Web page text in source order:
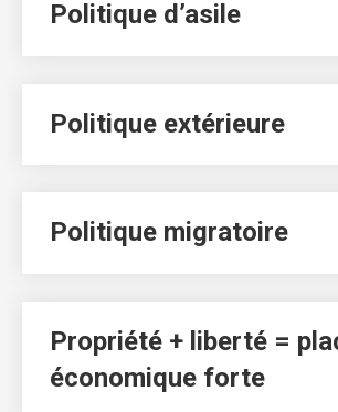
Politique d’asile
Politique extérieure
Politique migratoire
Propriété + liberté =
économique forte